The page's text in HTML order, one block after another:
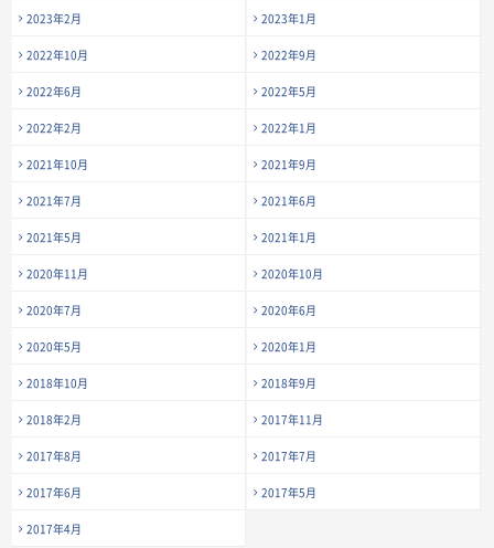
2023年2月 2023年1月
2022年10月 2022年9月
2022年6月 2022年5月
2022年2月 2022年1月
2021年10月 2021年9月
2021年7月 2021年6月
2021年5月 2021年1月
2020年11月 2020年10月
2020年7月 2020年6月
2020年5月 2020年1月
2018年10月 2018年9月
2018年2月 2017年11月
2017年8月 2017年7月
2017年6月 2017年5月
2017年4月